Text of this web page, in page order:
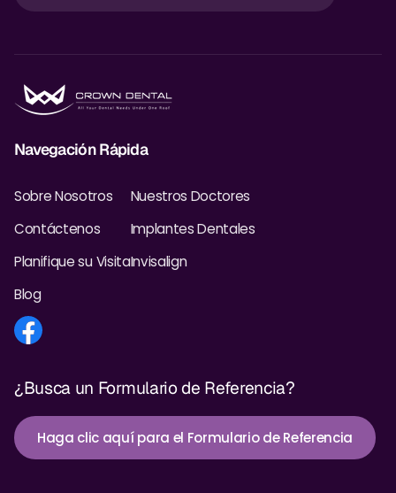
Dr. Douglas Ness
Dr. Hassan Haidar
Dr. Allen Newman
Dr. Marco Casco
Navegación Rápida
Sobre Nosotros
Contáctenos
Planifique su Visita
Blog
Nuestros Doctores
Implantes Dentales
Invisalign
¿Busca un Formulario de Referencia?
Haga clic aquí para el Formulario de Referencia